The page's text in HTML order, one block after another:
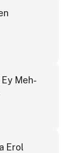
Meh-
Erol